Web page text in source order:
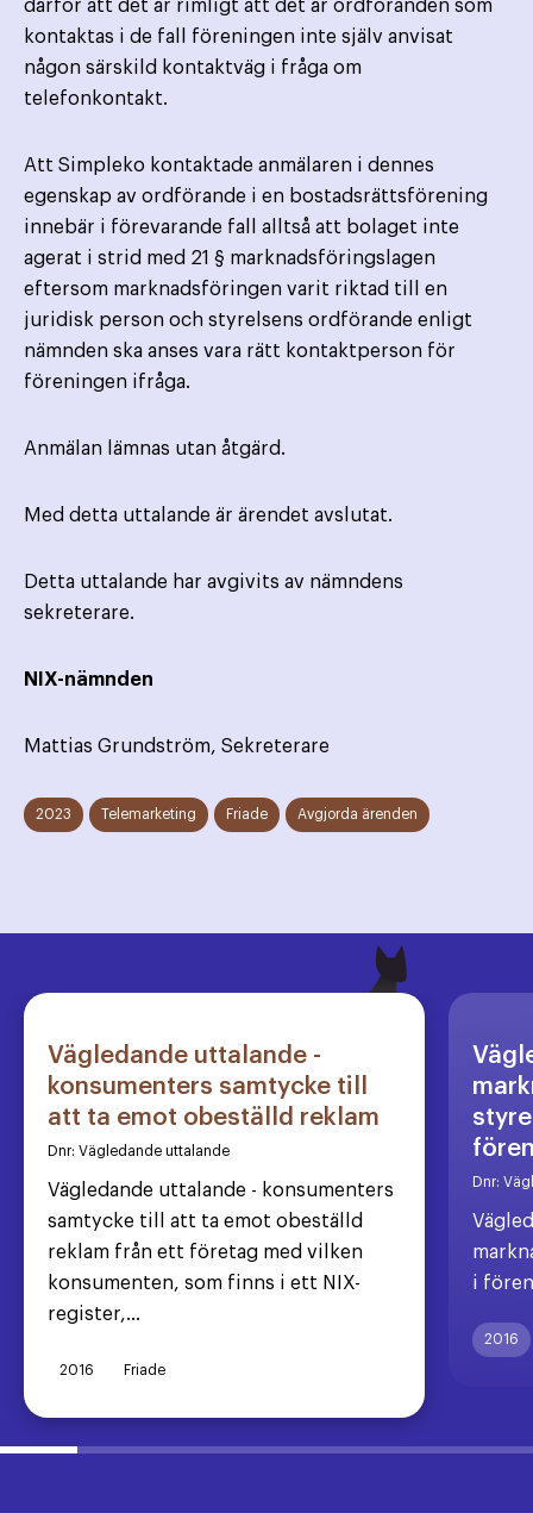
därför att det är rimligt att det är ordföranden som
kontaktas i de fall föreningen inte själv anvisat
någon särskild kontaktväg i fråga om
telefonkontakt.
Att Simpleko kontaktade anmälaren i dennes
egenskap av ordförande i en bostadsrättsförening
innebär i förevarande fall alltså att bolaget inte
agerat i strid med 21 § marknadsföringslagen
eftersom marknadsföringen varit riktad till en
juridisk person och styrelsens ordförande enligt
nämnden ska anses vara rätt kontaktperson för
föreningen ifråga.
Anmälan lämnas utan åtgärd.
Med detta uttalande är ärendet avslutat.
Detta uttalande har avgivits av nämndens
sekreterare.
NIX-nämnden
Mattias Grundström, Sekreterare
2023 Telemarketing Friade Avgjorda ärenden
Vägledande uttalande -
konsumenters samtycke till
att ta emot obeställd reklam
Dnr: Vägledande uttalande
Vägledande uttalande - konsumenters
samtycke till att ta emot obeställd
reklam från ett företag med vilken
konsumenten, som finns i ett NIX-
register,...
2016 Friade
Dnr:
i
2016